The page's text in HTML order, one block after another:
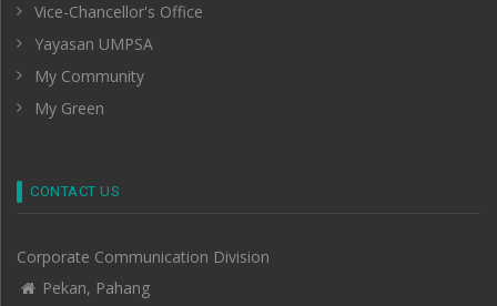
Vice-Chancellor's Office
Yayasan UMPSA
My Community
My Green
CONTACT US
Corporate Communication Division
Pekan, Pahang